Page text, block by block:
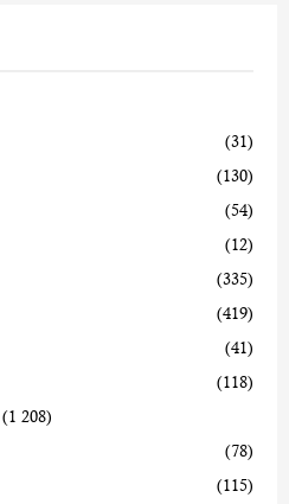
(31)
(130)
(54)
(12)
(335)
(419)
(41)
(118)
(1 208)
(78)
(115)